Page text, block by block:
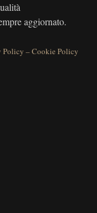
aggiornato.
Policy –Cookie Policy